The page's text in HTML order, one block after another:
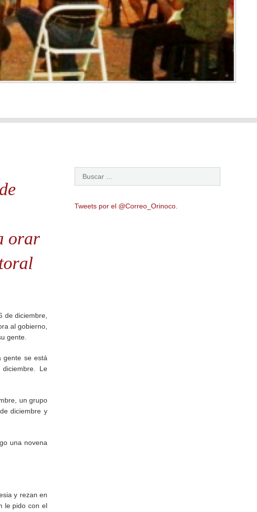
orar
de diciembre,
al gobierno,
gente.
gente se está
Le
un grupo
diciembre y
una novena
y rezan en
le pido con el
Tweets por el @Correo_Orinoco.